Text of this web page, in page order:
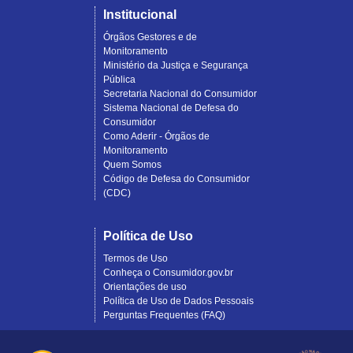
Institucional
Órgãos Gestores e de
Monitoramento
Ministério da Justiça e Segurança
Pública
Secretaria Nacional do Consumidor
Sistema Nacional de Defesa do
Consumidor
Como Aderir - Órgãos de
Monitoramento
Quem Somos
Código de Defesa do Consumidor
(CDC)
Política de Uso
Termos de Uso
Conheça o Consumidor.gov.br
Orientações de uso
Política de Uso de Dados Pessoais
Perguntas Frequentes (FAQ)